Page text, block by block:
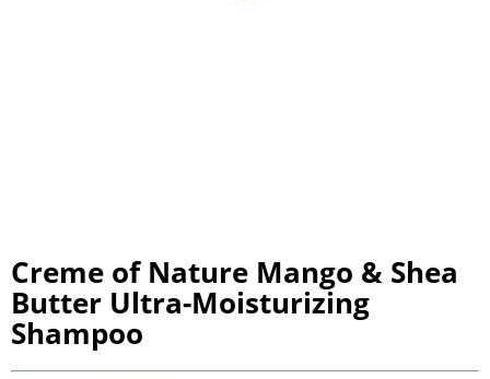
Creme of Nature Mango & Shea
Butter Ultra-Moisturizing
Shampoo